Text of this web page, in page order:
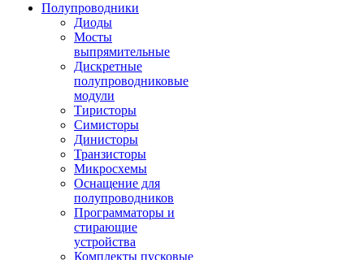
Полупроводники
Диоды
Мосты
выпрямительные
Дискретные
полупроводниковые
модули
Тиристоры
Симисторы
Динисторы
Транзисторы
Микросхемы
Оснащение для
полупроводников
Программаторы и
стирающие
устройства
Комплекты пусковые